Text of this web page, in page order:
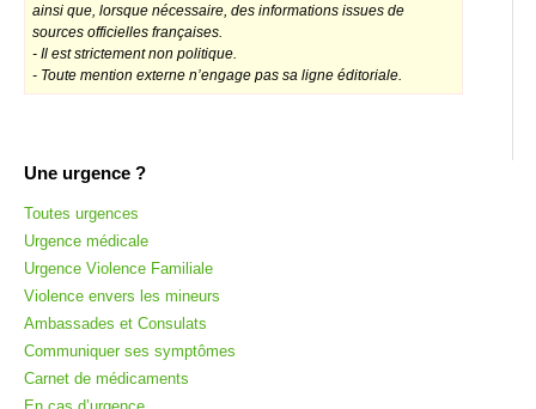
ainsi que, lorsque nécessaire, des informations issues de
sources officielles françaises.
- Il est strictement non politique.
- Toute mention externe n’engage pas sa ligne éditoriale.
Une urgence ?
Toutes urgences
Urgence médicale
Urgence Violence Familiale
Violence envers les mineurs
Ambassades et Consulats
Communiquer ses symptômes
Carnet de médicaments